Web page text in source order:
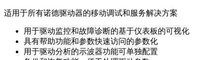
适用于所有诺德驱动器的移动调试和服务解决方案
用于驱动监控和故障诊断的基于仪表板的可视化
具有帮助功能和参数快速访问的参数化
用于驱动分析的示波器功能可单独配置